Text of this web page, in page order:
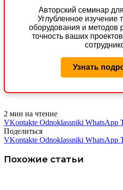
Авторский семинар
Углубленное изучение
оборудования и методов
точность ваших
Узнать
2 мин на чтение
VKontakte Odnoklassniki WhatsApp
Поделиться
VKontakte Odnoklassniki WhatsApp
Похожие статьи